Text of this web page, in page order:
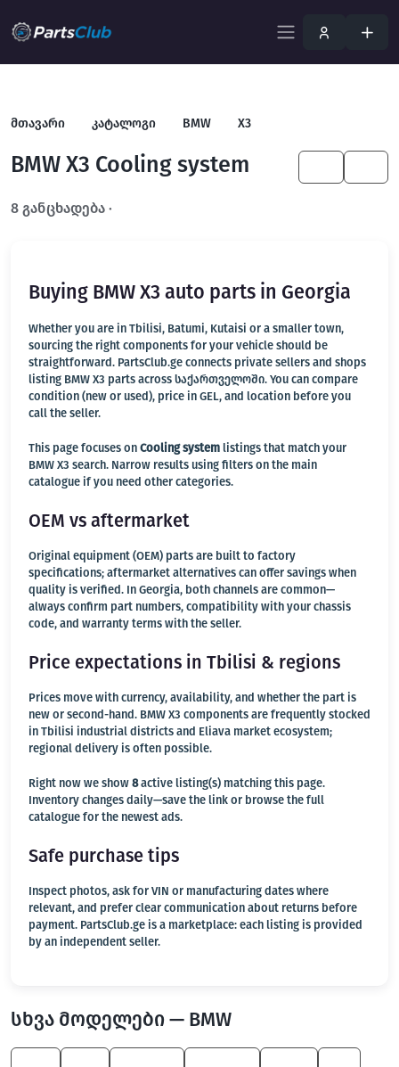
მთავარი კატალოგი BMW X3
BMW X3 Cooling system
8 განცხადება ·
Buying BMW X3 auto parts in Georgia
Whether you are in Tbilisi, Batumi, Kutaisi or a smaller town,
sourcing the right components for your vehicle should be
straightforward. PartsClub.ge connects private sellers and shops
listing BMW X3 parts across საქართველოში. You can compare
condition (new or used), price in GEL, and location before you
call the seller.
This page focuses on Cooling system listings that match your
BMW X3 search. Narrow results using filters on the main
catalogue if you need other categories.
OEM vs aftermarket
Original equipment (OEM) parts are built to factory
specifications; aftermarket alternatives can offer savings when
quality is verified. In Georgia, both channels are common—
always confirm part numbers, compatibility with your chassis
code, and warranty terms with the seller.
Price expectations in Tbilisi & regions
Prices move with currency, availability, and whether the part is
new or second-hand. BMW X3 components are frequently stocked
in Tbilisi industrial districts and Eliava market ecosystem;
regional delivery is often possible.
Right now we show 8active listing(s) matching this page.
Inventory changes daily—save the link or browse the full
catalogue for the newest ads.
Safe purchase tips
Inspect photos, ask for VIN or manufacturing dates where
relevant, and prefer clear communication about returns before
payment. PartsClub.ge is a marketplace: each listing is provided
by an independent seller.
სხვა მოდელები — BMW